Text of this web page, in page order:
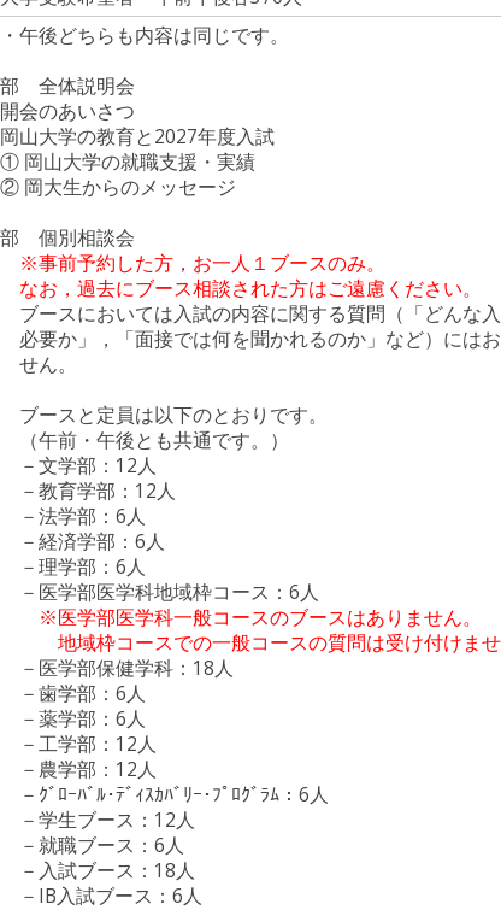
午後どちらも内容は同じです。
全体説明会
会のあいさつ
山大学の教育と2027年度入試
岡山大学の就職支援・実績
大生からのメッセージ
個別相談会
※事前予約した方，お一人１ブースのみ。
，過去にブース相談された方はご遠慮ください。
スにおいては入試の内容に関する質問（「どんな
か」，「面接では何を聞かれるのか」など）にはお
。
スと定員は以下のとおりです。
前・午後とも共通です。）
学部：12人
育学部：12人
学部：6人
済学部：6人
学部：6人
学部医学科地域枠コース：6人
※医学部医学科一般コースのブースはありません。
枠コースでの一般コースの質問は受け付けませ
学部保健学科：18人
学部：6人
学部：6人
学部：12人
学部：12人
ﾞﾛｰﾊﾞﾙ･ﾃﾞｨｽｶﾊﾞﾘｰ･ﾌﾟﾛｸﾞﾗﾑ：6人
生ブース：12人
職ブース：6人
試ブース：18人
入試ブース：6人